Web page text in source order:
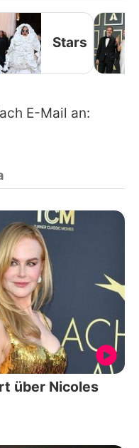
Stars
E-Mail an:
über Nicoles